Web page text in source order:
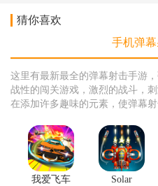
猜你喜欢
手机弹
这里有最新最全的弹幕射击手游
战性的闯关游戏，激烈的战斗，
在添加许多趣味的元素，使弹幕
种道具和武器系统，让玩家在游
编为大家准备了许多射击手游，
家赶紧选择一款下载试玩吧
我爱飞车
Solar